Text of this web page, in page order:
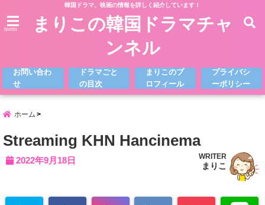
韓国ドラマ、映画の情報を詳しく紹介しています！
menu
まりこの韓国ドラマチャ
ンネル
お問い合わ
せ
ドラマごと
の目次
まりこのプ
ロフィール
プライバシ
ーポリシー
ホーム
Streaming KHN Hancinema
2022年9月18日 WRITER
まりこ